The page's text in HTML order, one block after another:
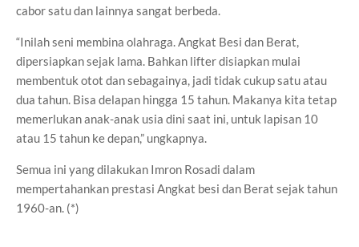
cabor satu dan lainnya sangat berbeda.
“Inilah seni membina olahraga. Angkat Besi dan Berat,
dipersiapkan sejak lama. Bahkan lifter disiapkan mulai
membentuk otot dan sebagainya, jadi tidak cukup satu atau
dua tahun. Bisa delapan hingga 15 tahun. Makanya kita tetap
memerlukan anak-anak usia dini saat ini, untuk lapisan 10
atau 15 tahun ke depan,” ungkapnya.
Semua ini yang dilakukan Imron Rosadi dalam
mempertahankan prestasi Angkat besi dan Berat sejak tahun
1960-an. (*)